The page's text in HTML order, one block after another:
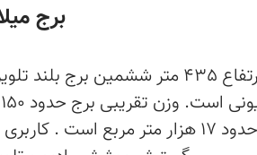
برج
برج میلاد شاخص ترین ساختمان شهر